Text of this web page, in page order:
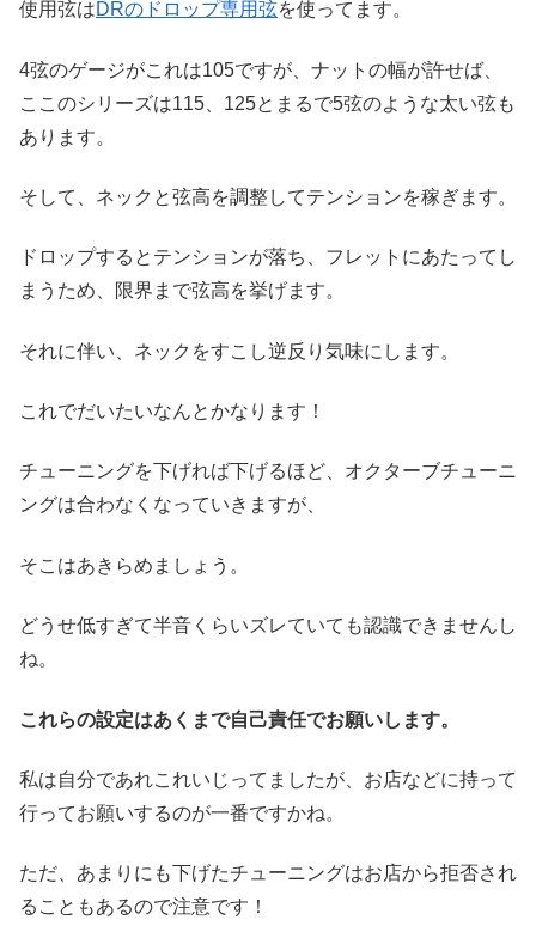
使用弦はDRのドロップ専用弦を使ってます。
4弦のゲージがこれは105ですが、ナットの幅が許せば、
ここのシリーズは115、125とまるで5弦のような太い弦も
あります。
そして、ネックと弦高を調整してテンションを稼ぎます。
ドロップするとテンションが落ち、フレットにあたってし
まうため、限界まで弦高を挙げます。
それに伴い、ネックをすこし逆反り気味にします。
これでだいたいなんとかなります！
チューニングを下げれば下げるほど、オクターブチューニ
ングは合わなくなっていきますが、
そこはあきらめましょう。
どうせ低すぎて半音くらいズレていても認識できませんし
ね。
これらの設定はあくまで自己責任でお願いします。
私は自分であれこれいじってましたが、お店などに持って
行ってお願いするのが一番ですかね。
ただ、あまりにも下げたチューニングはお店から拒否され
ることもあるので注意です！